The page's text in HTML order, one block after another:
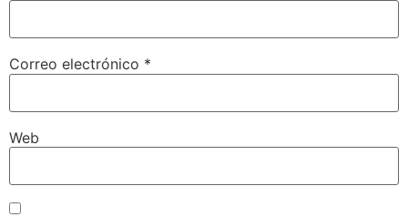
Correo electrónico *
Web